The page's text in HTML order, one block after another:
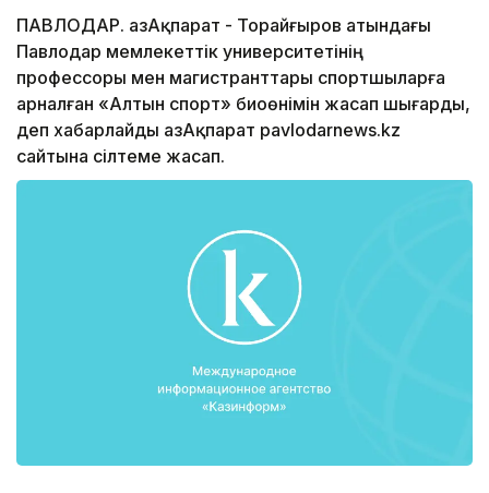
ПАВЛОДАР. ҚазАқпарат - Торайғыров атындағы
Павлодар мемлекеттік университетінің
профессоры мен магистранттары спортшыларға
арналған «Алтын спорт» биоөнімін жасап шығарды,
деп хабарлайды ҚазАқпарат pavlodarnews.kz
сайтына сілтеме жасап.